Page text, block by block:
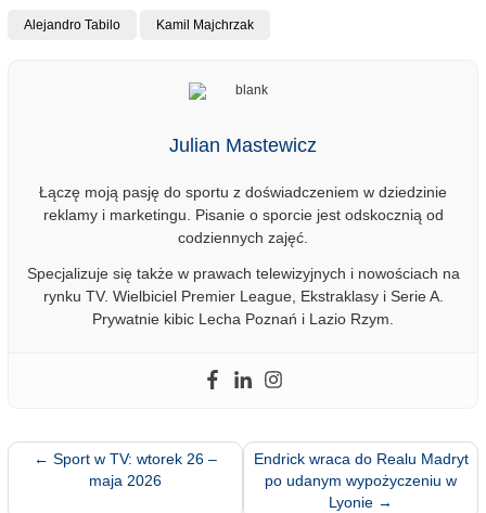
Alejandro Tabilo Kamil Majchrzak
Julian Mastewicz
Łączę moją pasję do sportu z doświadczeniem w dziedzinie
reklamy i marketingu. Pisanie o sporcie jest odskocznią od
codziennych zajęć.
Specjalizuje się także w prawach telewizyjnych i nowościach na
rynku TV. Wielbiciel Premier League, Ekstraklasy i Serie A.
Prywatnie kibic Lecha Poznań i Lazio Rzym.
← Sport w TV: wtorek 26 –
maja 2026
Endrick wraca do Realu Madryt
po udanym wypożyczeniu w
Lyonie →